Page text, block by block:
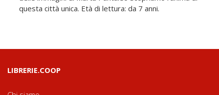
questa città unica. Età di lettura: da 7 anni.
LIBRERIE.COOP